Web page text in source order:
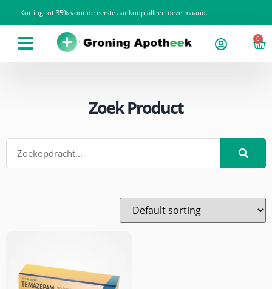
Korting tot 35% voor de eerste aankoop alleen deze maand.
0
Zoek Product